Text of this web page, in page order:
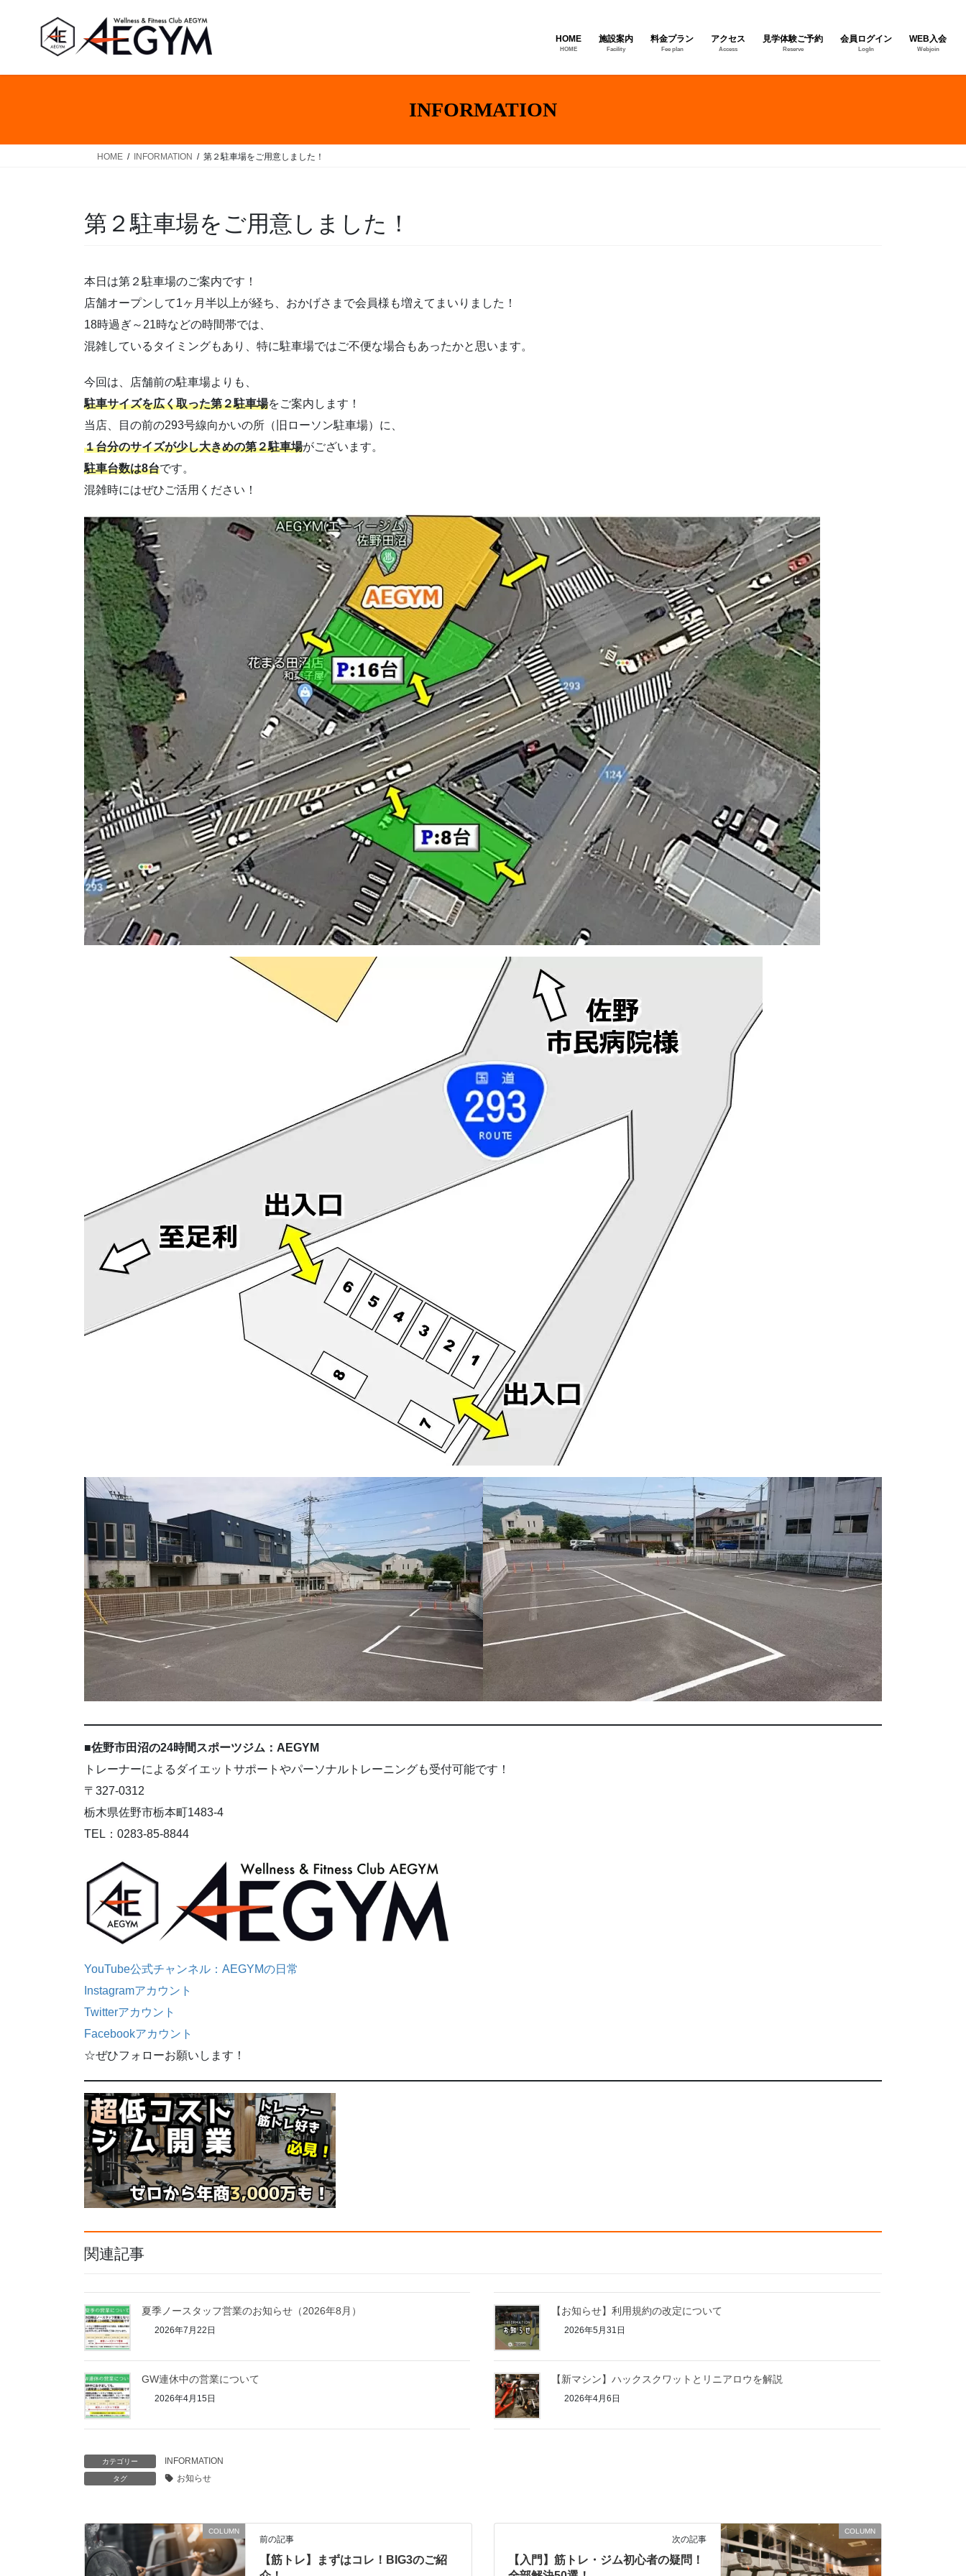
ツ
ッ
シ
移
HOME
HOME
施設案内
Facility
料金プラン
Fee plan
アクセス
Access
見学体験ご予約
Reserve
会員ログイン
LogIn
WEB入会
Webjoin
INFORMATION
HOME INFORMATION 第２駐車場をご用意しました！
第２駐車場をご用意しました！
本日は第２駐車場のご案内です！
店舗オープンして1ヶ月半以上が経ち、おかげさまで会員様も増えてまいりました！
18時過ぎ～21時などの時間帯では、
混雑しているタイミングもあり、特に駐車場ではご不便な場合もあったかと思います。
今回は、店舗前の駐車場よりも、
駐車サイズを広く取った第２駐車場をご案内します！
当店、目の前の293号線向かいの所（旧ローソン駐車場）に、
１台分のサイズが少し大きめの第２駐車場がございます。
駐車台数は8台です。
混雑時にはぜひご活用ください！
■佐野市田沼の24時間スポーツジム：AEGYM
トレーナーによるダイエットサポートやパーソナルトレーニングも受付可能です！
〒327-0312
栃木県佐野市栃本町1483-4
TEL：0283-85-8844
YouTube公式チャンネル：AEGYMの日常
Instagramアカウント
Twitterアカウント
Facebookアカウント
☆ぜひフォローお願いします！
関連記事
夏季ノースタッフ営業のお知らせ（2026年8月）
2026年7月22日
【お知らせ】利用規約の改定について
2026年5月31日
GW連休中の営業について
2026年4月15日
【新マシン】ハックスクワットとリニアロウを解説
2026年4月6日
カテゴリー INFORMATION
タグ お知らせ
COLUMN
前の記事
【筋トレ】まずはコレ！BIG3のご紹
COLUMN
次の記事
【入門】筋トレ・ジム初心者の疑問！